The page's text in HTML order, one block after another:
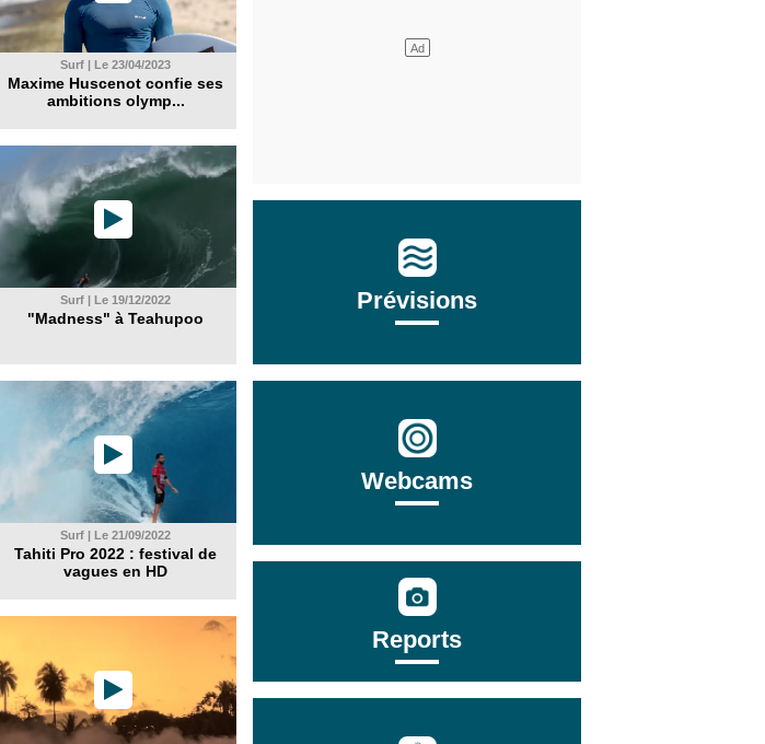
Surf | Le 23/04/2023
Maxime Huscenot confie ses
ambitions olymp...
Surf | Le 19/12/2022
"Madness" à Teahupoo
Surf | Le 21/09/2022
Tahiti Pro 2022 : festival de
vagues en HD
Prévisions
Webcams
Reports